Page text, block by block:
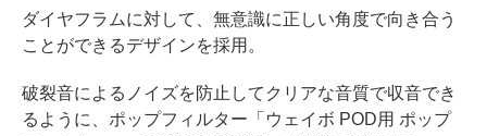
ダイヤフラムに対して、無意識に正しい角度で向き合う
ことができるデザインを採用。
破裂音によるノイズを防止してクリアな音質で収音でき
るように、ポップフィルター「ウェイボ POD用 ポップ